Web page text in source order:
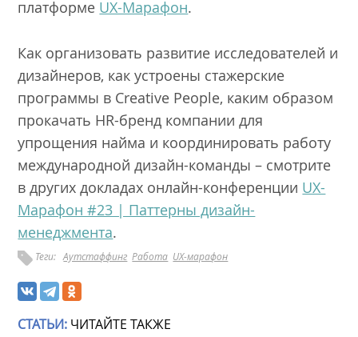
платформе UX-Марафон.
Как организовать развитие исследователей и
дизайнеров, как устроены стажерские
программы в Creative People, каким образом
прокачать HR-бренд компании для
упрощения найма и координировать работу
международной дизайн-команды – смотрите
в других докладах онлайн-конференции UX-
Марафон #23 | Паттерны дизайн-
менеджмента.
Теги: Аутстаффинг Работа UX-марафон
СТАТЬИ: ЧИТАЙТЕ ТАКЖЕ